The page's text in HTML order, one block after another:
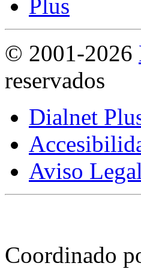
© 2001-2026
reservados
Dialnet
Aviso Legal
Coordinado